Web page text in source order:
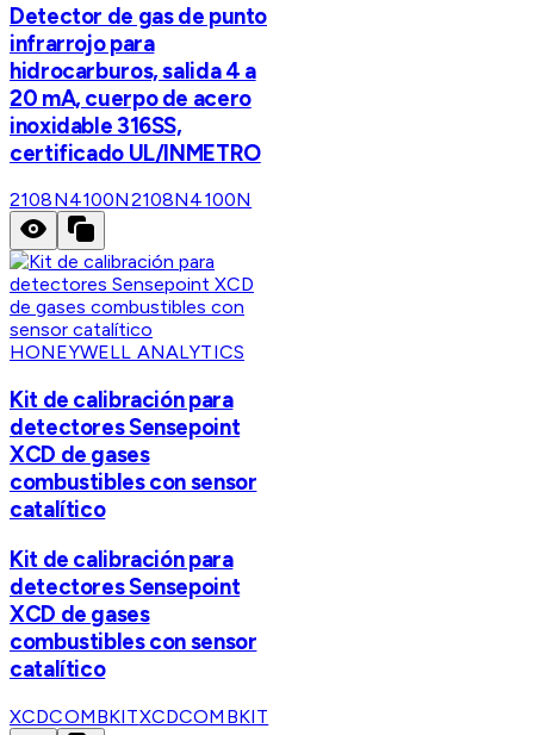
Detector de gas de punto
infrarrojo para
hidrocarburos, salida 4 a
20 mA, cuerpo de acero
inoxidable 316SS,
certificado UL/INMETRO
2108N4100N2108N4100N
HONEYWELL ANALYTICS
Kit de calibración para
detectores Sensepoint
XCD de gases
combustibles con sensor
catalítico
Kit de calibración para
detectores Sensepoint
XCD de gases
combustibles con sensor
catalítico
XCDCOMBKITXCDCOMBKIT